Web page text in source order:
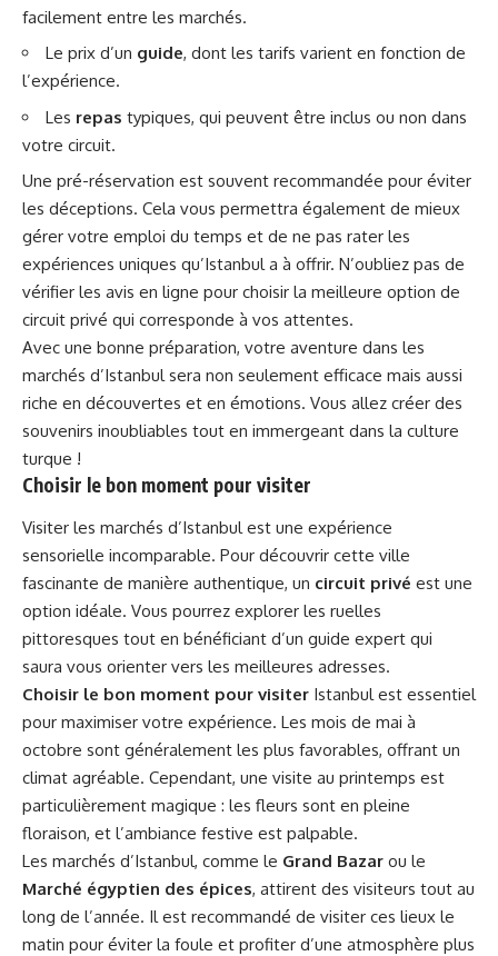
facilement entre les marchés.
Le prix d’un guide, dont les tarifs varient en fonction de
l’expérience.
Les repas typiques, qui peuvent être inclus ou non dans
votre circuit.
Une pré-réservation est souvent recommandée pour éviter
les déceptions. Cela vous permettra également de mieux
gérer votre emploi du temps et de ne pas rater les
expériences uniques qu’Istanbul a à offrir. N’oubliez pas de
vérifier les avis en ligne pour choisir la meilleure option de
circuit privé qui corresponde à vos attentes.
Avec une bonne préparation, votre aventure dans les
marchés d’Istanbul sera non seulement efficace mais aussi
riche en découvertes et en émotions. Vous allez créer des
souvenirs inoubliables tout en immergeant dans la culture
turque !
Choisir le bon moment pour visiter
Visiter les marchés d’Istanbul est une expérience
sensorielle incomparable. Pour découvrir cette ville
fascinante de manière authentique, un circuit privé est une
option idéale. Vous pourrez explorer les ruelles
pittoresques tout en bénéficiant d’un guide expert qui
saura vous orienter vers les meilleures adresses.
Choisir le bon moment pour visiter Istanbul est essentiel
pour maximiser votre expérience. Les mois de mai à
octobre sont généralement les plus favorables, offrant un
climat agréable. Cependant, une visite au printemps est
particulièrement magique : les fleurs sont en pleine
floraison, et l’ambiance festive est palpable.
Les marchés d’Istanbul, comme le Grand Bazar ou le
Marché égyptien des épices, attirent des visiteurs tout au
long de l’année. Il est recommandé de visiter ces lieux le
matin pour éviter la foule et profiter d’une atmosphère plus